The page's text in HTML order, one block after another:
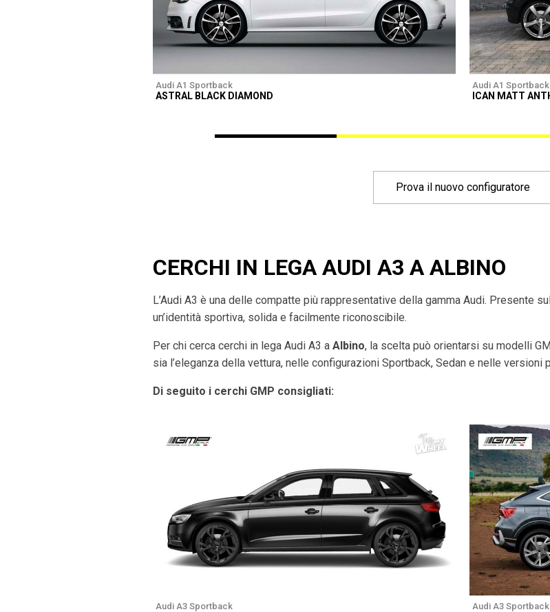
Audi A1 Sportback
ASTRAL BLACK DIAMOND
Audi A1 Sportback
ICAN MATT
Prova il nuovo configuratore
CERCHI IN LEGA AUDI A3 A ALBINO
L’Audi A3 è una delle compatte più rappresentative della gamma Audi. Presente
un’identità sportiva, solida e facilmente riconoscibile.
Per chi cerca cerchi in lega Audi A3 a Albino, la scelta può orientarsi su modelli
sia l’eleganza della vettura, nelle configurazioni Sportback, Sedan e nelle versioni
Di seguito i cerchi GMP consigliati:
Audi A3 Sportback Audi A3 Sportback